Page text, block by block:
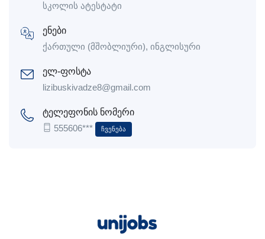
სკოლის ატესტატი
ენები
ქართული (მშობლიური), ინგლისური
ელ-ფოსტა
lizibuskivadze8@gmail.com
ტელეფონის ნომერი
555606***
Ჩვენება